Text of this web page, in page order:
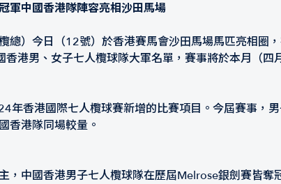
軍中國香港隊陣容亮相沙田馬場
總）今日（12號）於香港賽馬會沙田馬場馬匹亮相
香港男、女子七人欖球隊大軍名單，賽事將於本月（四
年香港國際七人欖球賽新增的比賽項目。今屆賽事，
香港隊同場較量。
，中國香港男子七人欖球隊在歷屆Melrose銀劍賽皆